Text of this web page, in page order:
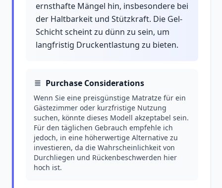
ernsthafte Mängel hin, insbesondere bei
der Haltbarkeit und Stützkraft. Die Gel-
Schicht scheint zu dünn zu sein, um
langfristig Druckentlastung zu bieten.
Purchase Considerations
Wenn Sie eine preisgünstige Matratze für ein
Gästezimmer oder kurzfristige Nutzung
suchen, könnte dieses Modell akzeptabel sein.
Für den täglichen Gebrauch empfehle ich
jedoch, in eine höherwertige Alternative zu
investieren, da die Wahrscheinlichkeit von
Durchliegen und Rückenbeschwerden hier
hoch ist.